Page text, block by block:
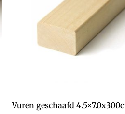
Vuren geschaafd